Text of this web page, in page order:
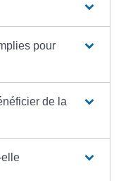
pour
de la
elle